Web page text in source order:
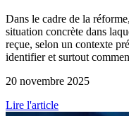
Dans le cadre de la
situation concrète dans
reçue, selon un contexte
identifier et surtout
20 novembre 2025
Lire l'article